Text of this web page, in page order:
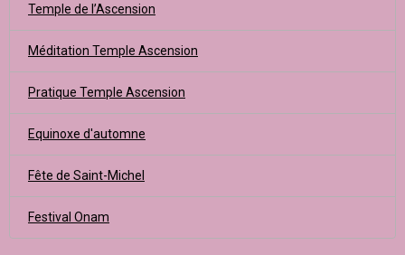
Temple de l’Ascension
Méditation Temple Ascension
Pratique Temple Ascension
Equinoxe d'automne
Fête de Saint-Michel
Festival Onam